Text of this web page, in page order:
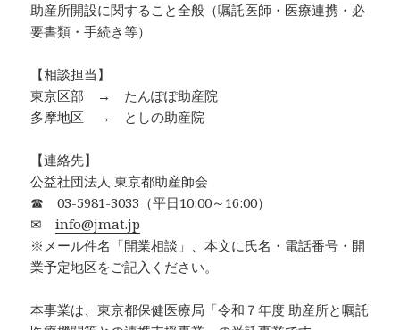
助産所開設に関すること全般（嘱託医師・医療連携・必
要書類・手続き等）
【相談担当】
東京区部 → たんぽぽ助産院
多摩地区 → としの助産院
【連絡先】
公益社団法人 東京都助産師会
☎ 03-5981-3033（平日10:00～16:00）
✉info@jmat.jp
※メール件名「開業相談」、本文に氏名・電話番号・開
業予定地区をご記入ください。
本事業は、東京都保健医療局「令和７年度 助産所と嘱託